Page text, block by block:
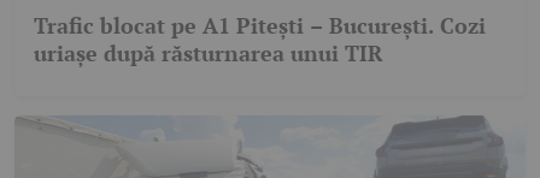
Trafic blocat pe A1 Pitești – București. Cozi
uriașe după răsturnarea unui TIR